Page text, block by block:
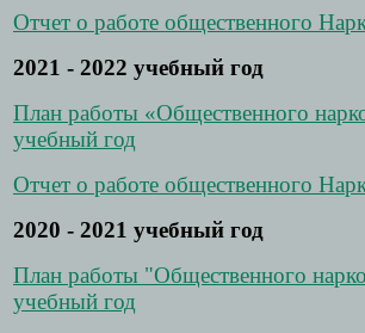
Отчет о работе общественного
2021 - 2022 учебный год
План работы «Общественного
учебный год
Отчет о работе общественного
2020 - 2021 учебный год
План работы "Общественного
учебный год